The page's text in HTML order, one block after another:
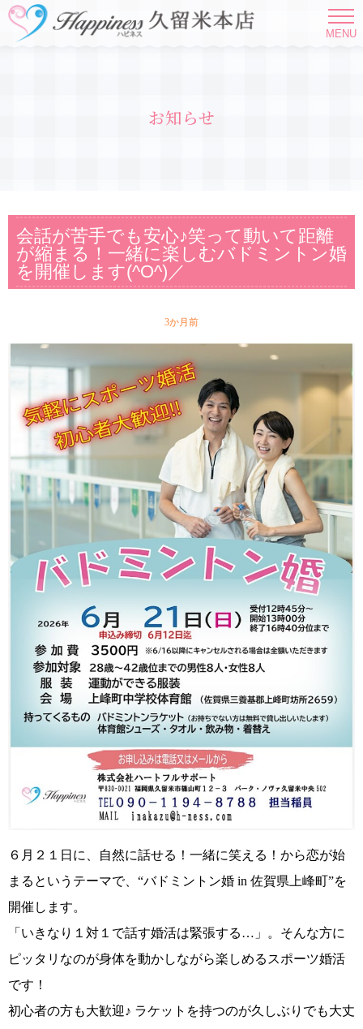
MENU
お知らせ
会話が苦手でも安心♪笑って動いて距離
が縮まる！一緒に楽しむバドミントン婚
を開催します(^O^)／
3か月前
６月２１日に、
自然に話せる！一緒に笑える！から恋が始
まる というテーマで、 “バドミントン婚 in 佐賀県上峰町”を
開催します。
「いきなり１対１で話す婚活は緊張する…」
。そんな方に
ピッタリなのが身体を動かしながら楽しめるスポーツ婚活
です！
初心者の方も大歓迎♪ ラケットを持つのが久しぶりでも大丈